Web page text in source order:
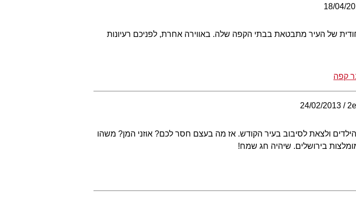
18/04/
של העיר מתבטאת בבתי הקפה שלה. באווירה אחרת, לפניכם רעיונות
קפה
24/02/2013
ולצאת לסיבוב בעיר הקודש. אז מה בעצם חסר לכם? אוזני המן? משהו
בירושלים. שיהיה חג שמח!